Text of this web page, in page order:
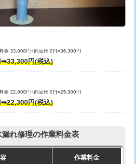
管工事/3ｍ超
め戻し作業）
満）
）
さ10㎝まで）
ど（軽作業）
理・清掃・修
ど（中作業）
処理・清掃・修
など（重作業）
33,000円
金 33,000円+部品代 0円=36,300円
円(税込)
金 22,000円+部品代 0円=25,300円
円(税込)
れ修理の作業料金表
作業料金